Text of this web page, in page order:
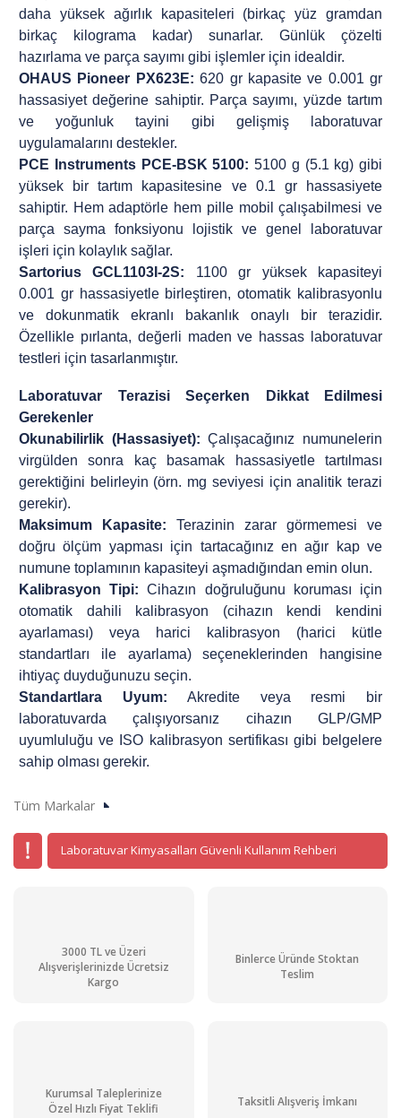
daha yüksek ağırlık kapasiteleri (birkaç yüz gramdan
birkaç kilograma kadar) sunarlar. Günlük çözelti
hazırlama ve parça sayımı gibi işlemler için idealdir.
OHAUS Pioneer PX623E: 620 gr kapasite ve 0.001 gr
hassasiyet değerine sahiptir. Parça sayımı, yüzde tartım
ve yoğunluk tayini gibi gelişmiş laboratuvar
uygulamalarını destekler.
PCE Instruments PCE-BSK 5100: 5100 g (5.1 kg) gibi
yüksek bir tartım kapasitesine ve 0.1 gr hassasiyete
sahiptir. Hem adaptörle hem pille mobil çalışabilmesi ve
parça sayma fonksiyonu lojistik ve genel laboratuvar
işleri için kolaylık sağlar.
Sartorius GCL1103I-2S: 1100 gr yüksek kapasiteyi
0.001 gr hassasiyetle birleştiren, otomatik kalibrasyonlu
ve dokunmatik ekranlı bakanlık onaylı bir terazidir.
Özellikle pırlanta, değerli maden ve hassas laboratuvar
testleri için tasarlanmıştır.
Laboratuvar Terazisi Seçerken Dikkat Edilmesi
Gerekenler
Okunabilirlik (Hassasiyet): Çalışacağınız numunelerin
virgülden sonra kaç basamak hassasiyetle tartılması
gerektiğini belirleyin (örn. mg seviyesi için analitik terazi
gerekir).
Maksimum Kapasite: Terazinin zarar görmemesi ve
doğru ölçüm yapması için tartacağınız en ağır kap ve
numune toplamının kapasiteyi aşmadığından emin olun.
Kalibrasyon Tipi: Cihazın doğruluğunu koruması için
otomatik dahili kalibrasyon (cihazın kendi kendini
ayarlaması) veya harici kalibrasyon (harici kütle
standartları ile ayarlama) seçeneklerinden hangisine
ihtiyaç duyduğunuzu seçin.
Standartlara Uyum:Akredite veya resmi bir
laboratuvarda çalışıyorsanız cihazın GLP/GMP
uyumluluğu ve ISO kalibrasyon sertifikası gibi belgelere
sahip olması gerekir.
Tüm Markalar
Laboratuvar Kimyasalları Güvenli Kullanım Rehberi
3000 TL ve Üzeri
Alışverişlerinizde Ücretsiz
Kargo
Binlerce Üründe Stoktan
Teslim
Kurumsal Taleplerinize
Özel Hızlı Fiyat Teklifi
Taksitli Alışveriş İmkanı